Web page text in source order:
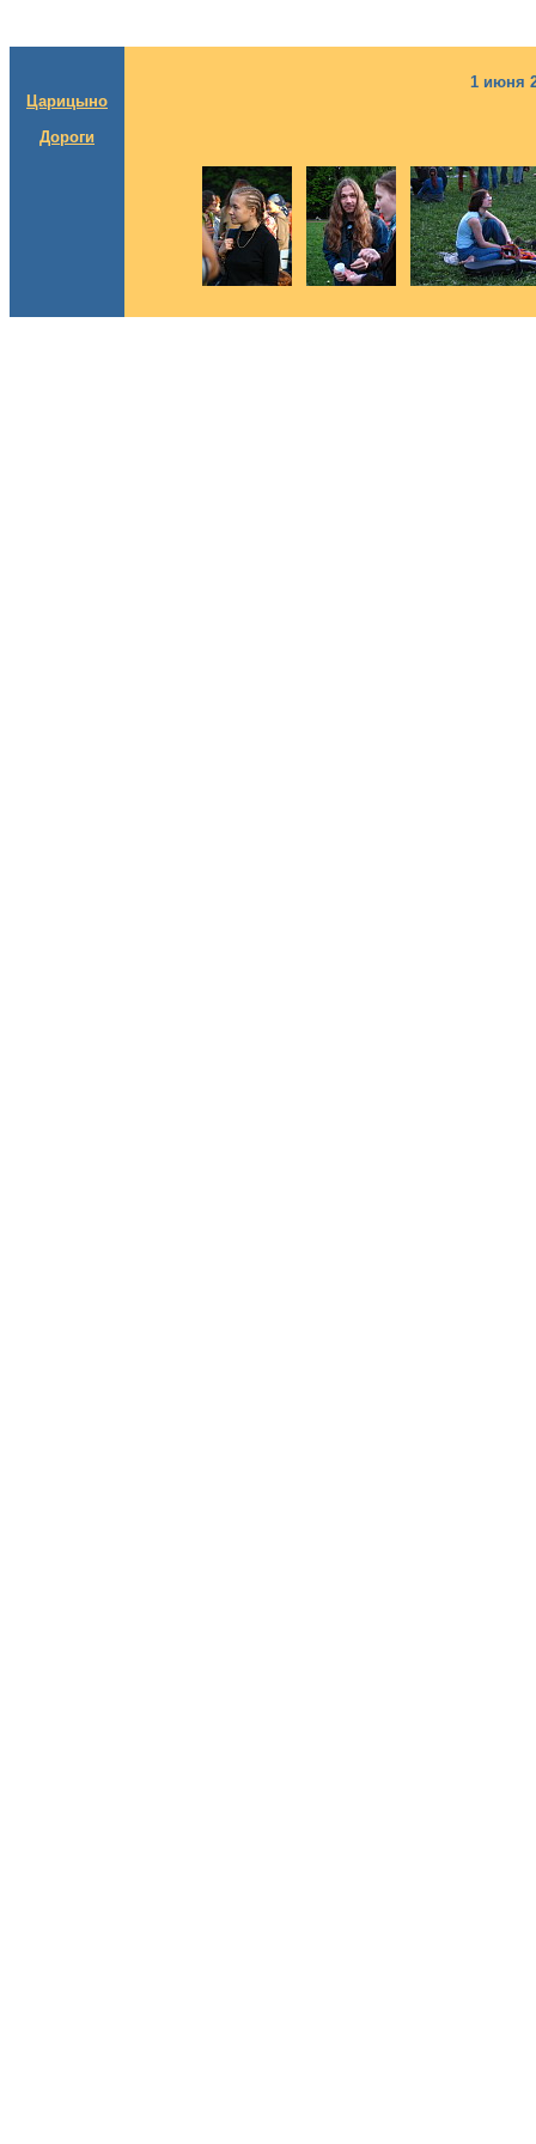
Царицыно
Дороги
1 июня